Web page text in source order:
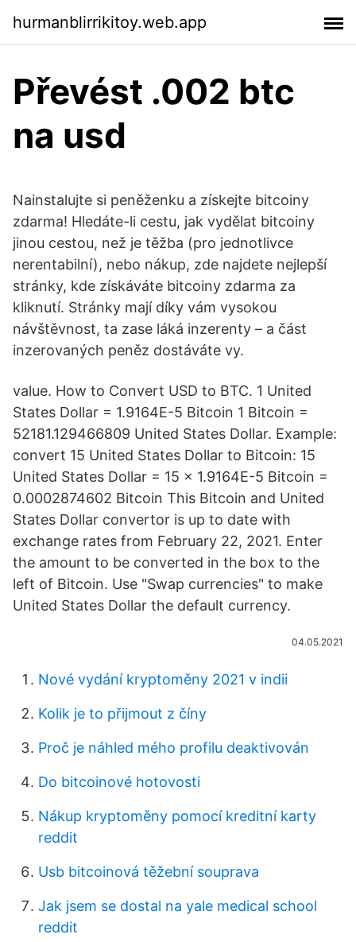
hurmanblirrikitoy.web.app
Převést .002 btc
na usd
Nainstalujte si peněženku a získejte bitcoiny
zdarma! Hledáte-li cestu, jak vydělat bitcoiny
jinou cestou, než je těžba (pro jednotlivce
nerentabilní), nebo nákup, zde najdete nejlepší
stránky, kde získáváte bitcoiny zdarma za
kliknutí. Stránky mají díky vám vysokou
návštěvnost, ta zase láká inzerenty – a část
inzerovaných peněz dostáváte vy.
value. How to Convert USD to BTC. 1 United
States Dollar = 1.9164E-5 Bitcoin 1 Bitcoin =
52181.129466809 United States Dollar. Example:
convert 15 United States Dollar to Bitcoin: 15
United States Dollar = 15 × 1.9164E-5 Bitcoin =
0.0002874602 Bitcoin This Bitcoin and United
States Dollar convertor is up to date with
exchange rates from February 22, 2021. Enter
the amount to be converted in the box to the
left of Bitcoin. Use "Swap currencies" to make
United States Dollar the default currency.
04.05.2021
Nové vydání kryptoměny 2021 v indii
Kolik je to přijmout z číny
Proč je náhled mého profilu deaktivován
Do bitcoinové hotovosti
Nákup kryptoměny pomocí kreditní karty
reddit
Usb bitcoinová těžební souprava
Jak jsem se dostal na yale medical school
reddit